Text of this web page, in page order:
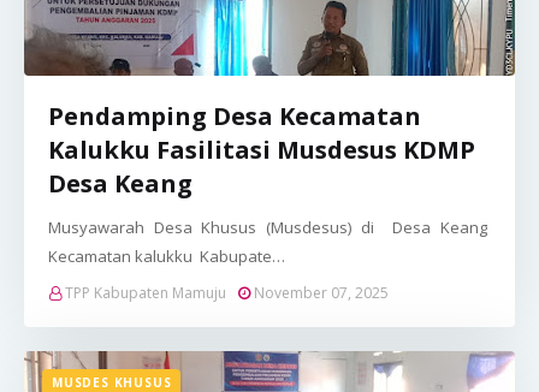
Pendamping Desa Kecamatan
Kalukku Fasilitasi Musdesus KDMP
Desa Keang
Musyawarah Desa Khusus (Musdesus) di Desa Keang
Kecamatan kalukku Kabupate…
TPP Kabupaten Mamuju November 07, 2025
MUSDES KHUSUS